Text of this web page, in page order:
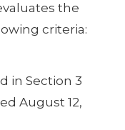
the
criteria:
in Section 3
August 12,